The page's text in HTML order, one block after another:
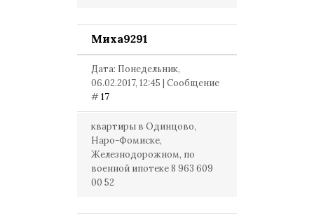
Миха9291
Дата: Понедельник,
06.02.2017, 12:45 | Сообщение
#17
квартиры в Одинцово,
Наро-Фомиске,
Железнодорожном, по
военной ипотеке 8 963 609
00 52